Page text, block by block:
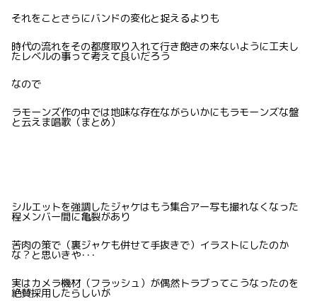
それをことさらにバンドの変化と捉えるよりも
時代の流れをその都度取り入れて行き飽きの来ないように工夫し
たレベルの事って考えて良いだろう
なので
ラモーンズ作の中では地味な存在ながらいかにもラモーンズな盤
と云えま唱歌（まとめ）
シルエットを強調したジャケはもう集合アー写も撮れなくなった
程メンバー間に亀裂があり
苦肉の策で（裏ジャケも併せて手抜きで）イラストにしたのか
な？と思いきや･･･
実はカメラ機材（フラッシュ）が偶然トラブってこうなったのを
絶賛採用したらしいが